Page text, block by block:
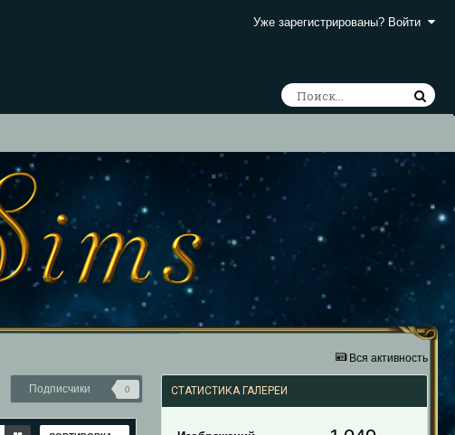
Уже зарегистрированы? Войти
Вся активность
Подписчики 0 СТАТИСТИКА ГАЛЕРЕИ